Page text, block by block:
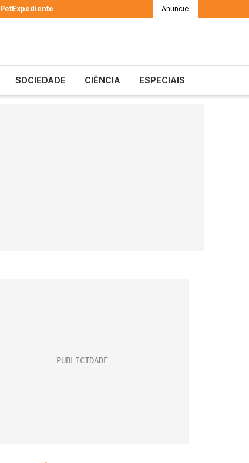
PetExpediente Anuncie
SOCIEDADE CIÊNCIA ESPECIAIS